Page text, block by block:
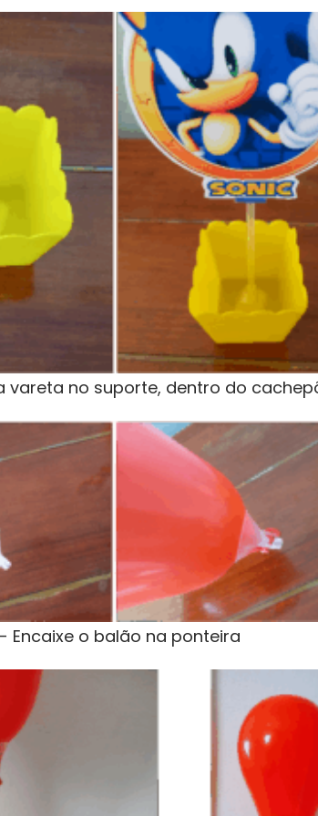
vareta no suporte, dentro do
Encaixe o balão na ponteira